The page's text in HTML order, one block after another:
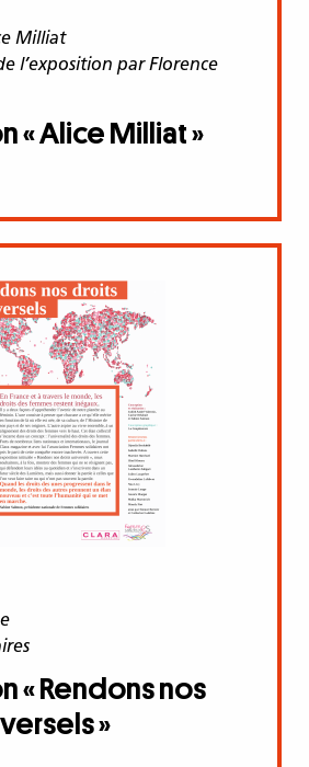
Milliat
l’exposition par Florence
« Alice Milliat »
« Rendons nos
»